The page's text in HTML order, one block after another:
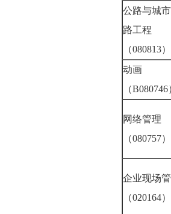
公路与城
路工程
（080813
动画
（
网络管理
（080757
企业现场
（020164